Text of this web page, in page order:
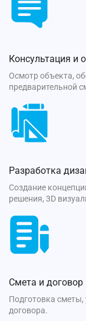
Консультация и
Осмотр объекта,
предварительной
Разработка
Создание
решения, 3D
Смета и договор
Подготовка сметы,
договора.